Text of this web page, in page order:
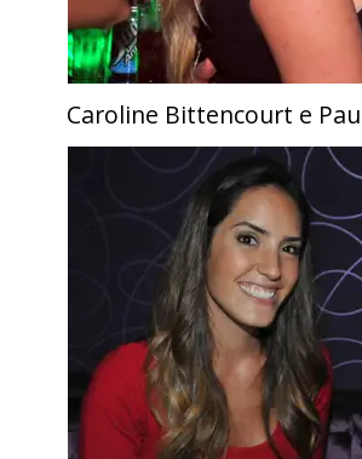
Caroline Bittencourt e